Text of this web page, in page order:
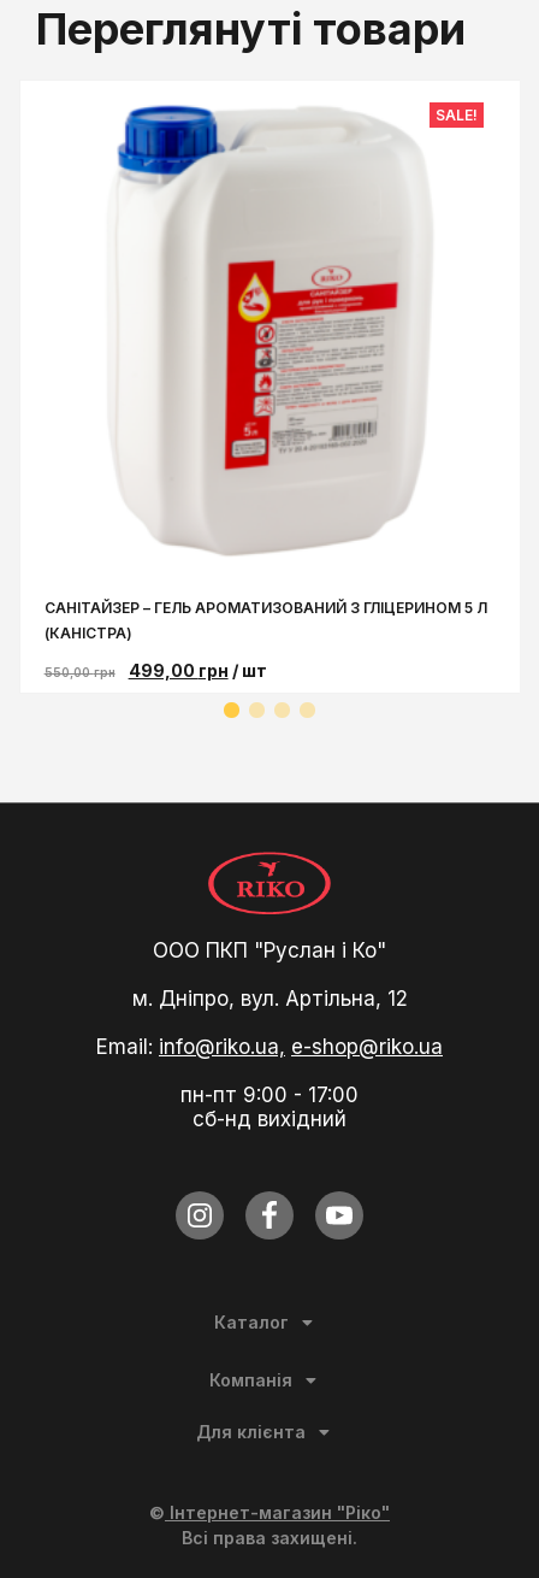
Переглянуті товари
SALE!
САНІТАЙЗЕР – ГЕЛЬ АРОМАТИЗОВАНИЙ З ГЛІЦЕРИНОМ 5 Л
(КАНІСТРА)
550,00грн 499,00 грн / шт
ООО ПКП "Руслан і Ко"
м. Дніпро, вул. Артільна, 12
Email: info@riko.ua, e-shop@riko.ua
пн-пт 9:00 - 17:00
сб-нд вихідний
Каталог
Компанія
Для клієнта
© Інтернет-магазин "Ріко"
Всі права захищені.